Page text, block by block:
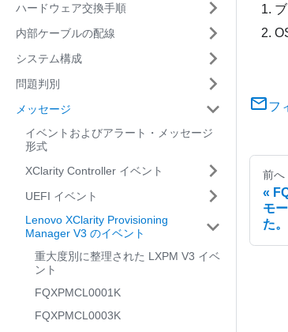
ハードウェア交換手順
内部ケーブルの配線
システム構成
問題判別
メッセージ
イベントおよびアラート・メッセージ
形式
XClarity Controller イベント
UEFI イベント
Lenovo XClarity Provisioning
Manager V3 のイベント
重大度別に整理された LXPM V3 イベ
ント
FQXPMCL0001K
FQXPMCL0003K
フ
前へ
モ
た。